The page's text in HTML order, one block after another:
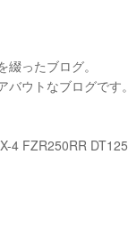
ったブログ。
ウトなブログです。
4 FZR250RR DT125